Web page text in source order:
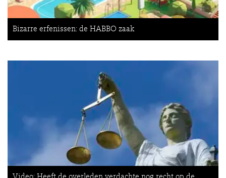
Bizarre erfenissen: de HABBO zaak